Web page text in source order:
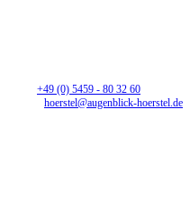
+49 (0) 5459 - 80 32 60
hoerstel@augenblick-hoerstel.de